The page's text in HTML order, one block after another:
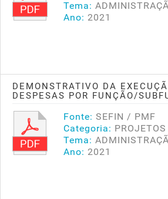
Tema:
Ano: 2021
DEMONSTRATIVO DA
DESPESAS POR FUNÇÃO/
Fonte: SEFIN / PMF
Categoria:
Tema:
Ano: 2021